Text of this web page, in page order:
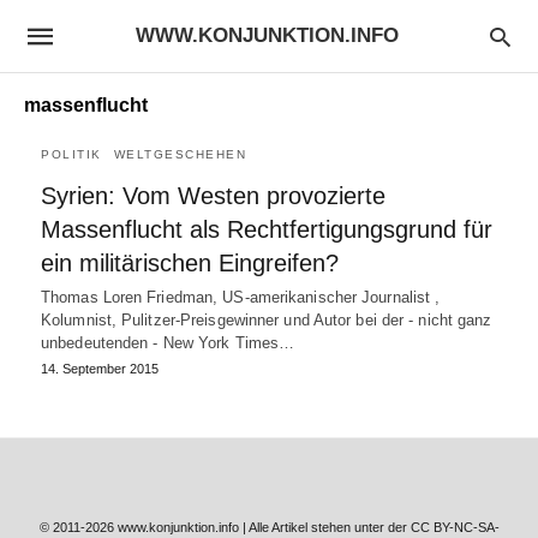
WWW.KONJUNKTION.INFO
massenflucht
POLITIK WELTGESCHEHEN
Syrien: Vom Westen provozierte
Massenflucht als Rechtfertigungsgrund für
ein militärischen Eingreifen?
Thomas Loren Friedman, US-amerikanischer Journalist ,
Kolumnist, Pulitzer-Preisgewinner und Autor bei der - nicht ganz
unbedeutenden - New York Times…
14. September 2015
© 2011-2026 www.konjunktion.info | Alle Artikel stehen unter der CC BY-NC-SA-